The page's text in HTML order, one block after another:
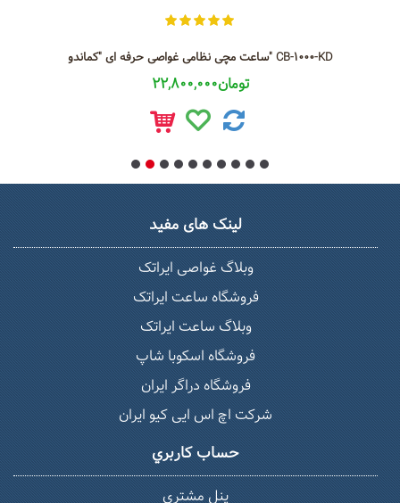
ساعت مچی نظامی غواصی حرفه ای "کماندو" CB-1000-KD
22,800,000تومان
لینک های مفید
وبلاگ غواصی ایراتک
فروشگاه ساعت ایراتک
وبلاگ ساعت ایراتک
فروشگاه اسکوبا شاپ
فروشگاه دراگر ایران
شرکت اچ اس ایی کیو ایران
حساب كاربري
پنل مشتري